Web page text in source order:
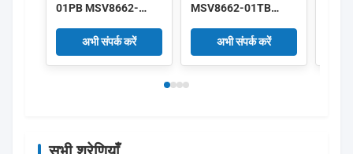
01PB MSV8662-
01PPL MSV8662-
01EB 3/2 वे मैकेनिकल
वाल्व 1/8"
अभी संपर्क करें
MSV8662-01TB
MSV8662-01RL
SHAKO 3/2 रास्ता
मैकेनिकल वाल्व 1/8"
अभी संपर्क करें